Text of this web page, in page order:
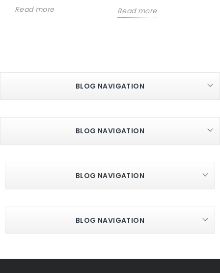
Read more
Read more
BLOG NAVIGATION
BLOG NAVIGATION
BLOG NAVIGATION
BLOG NAVIGATION